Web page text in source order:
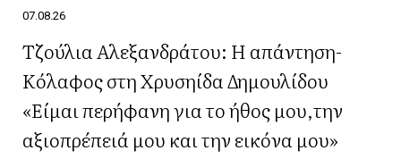
07.08.26
Τζούλια Αλεξανδράτου: Η απάντηση-
Κόλαφος στη Χρυσηίδα Δημουλίδου
«Είμαι περήφανη για το ήθος μου,την
αξιοπρέπειά μου και την εικόνα μου»